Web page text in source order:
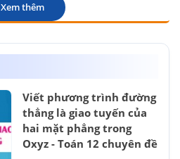
Xem thêm
Viết phương trình đường
thẳng là giao tuyến của
hai mặt phẳng trong
Oxyz - Toán 12 chuyên đề